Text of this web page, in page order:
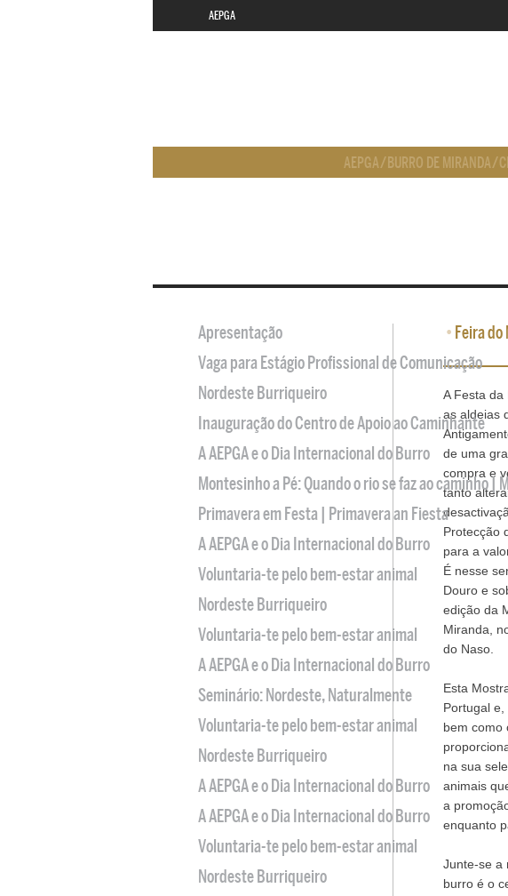
AEPGA
AEPGA/ BURRO DE MIRANDA/
• Feira
A Festa da
as aldeias
de uma
compra e
tanto
Protecção
para a
É nesse
Douro e
edição da
Miranda,
do Naso.
Esta
Portugal
bem como
na sua
animais
a
enquanto
Junte-se a
burro é o
Apresentação
Vaga para Estágio Profissional de Comunicação
Nordeste Burriqueiro
Inauguração do Centro de Apoio ao Caminhante
A AEPGA e o Dia Internacional do Burro
Montesinho a Pé: Quando o rio se faz ao caminho |
Primavera em Festa | Primavera an Fiesta
A AEPGA e o Dia Internacional do Burro
Voluntaria-te pelo bem-estar animal
Nordeste Burriqueiro
Voluntaria-te pelo bem-estar animal
A AEPGA e o Dia Internacional do Burro
Seminário: Nordeste, Naturalmente
Voluntaria-te pelo bem-estar animal
Nordeste Burriqueiro
A AEPGA e o Dia Internacional do Burro
A AEPGA e o Dia Internacional do Burro
Voluntaria-te pelo bem-estar animal
Nordeste Burriqueiro